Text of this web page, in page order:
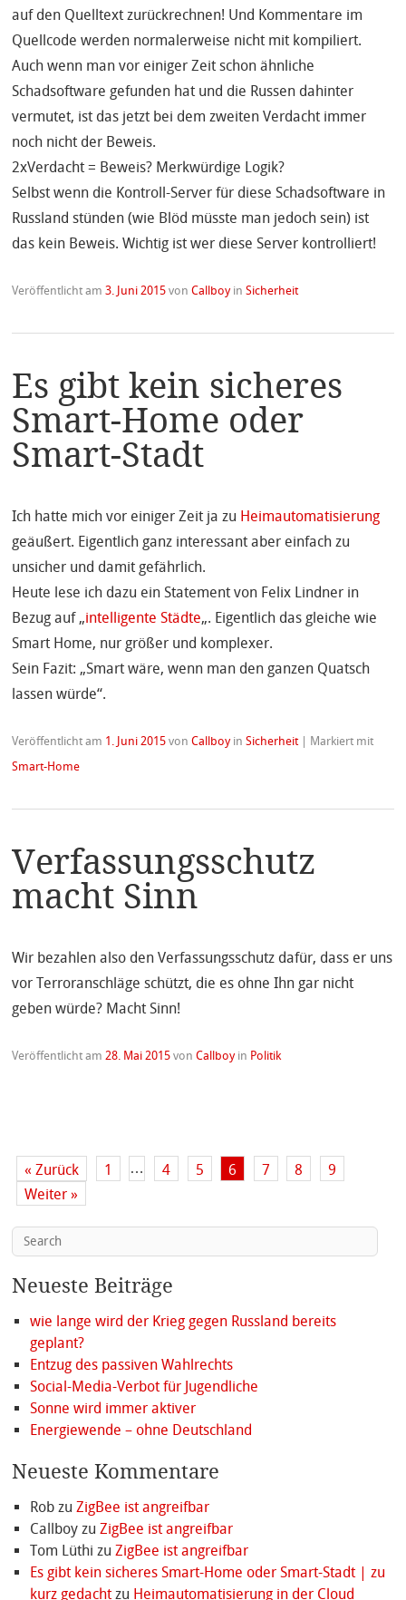
auf den Quelltext zurückrechnen! Und Kommentare im
Quellcode werden normalerweise nicht mit kompiliert.
Auch wenn man vor einiger Zeit schon ähnliche
Schadsoftware gefunden hat und die Russen dahinter
vermutet, ist das jetzt bei dem zweiten Verdacht immer
noch nicht der Beweis.
2xVerdacht = Beweis? Merkwürdige Logik?
Selbst wenn die Kontroll-Server für diese Schadsoftware in
Russland stünden (wie Blöd müsste man jedoch sein) ist
das kein Beweis. Wichtig ist wer diese Server kontrolliert!
Veröffentlicht am3. Juni 2015 vonCallboy inSicherheit
Es gibt kein sicheres
Smart-Home oder
Smart-Stadt
Ich hatte mich vor einiger Zeit ja zu Heimautomatisierung
geäußert. Eigentlich ganz interessant aber einfach zu
unsicher und damit gefährlich.
Heute lese ich dazu ein Statement von Felix Lindner in
Bezug auf „intelligente Städte„. Eigentlich das gleiche wie
Smart Home, nur größer und komplexer.
Sein Fazit: „Smart wäre, wenn man den ganzen Quatsch
lassen würde“.
Veröffentlicht am 1. Juni 2015 vonCallboy inSicherheit
Markiert mit
Smart-Home
Verfassungsschutz
macht Sinn
Wir bezahlen also den Verfassungsschutz dafür, dass er uns
vor Terroranschläge schützt, die es ohne Ihn gar nicht
geben würde? Macht Sinn!
Veröffentlicht am28. Mai 2015 vonCallboy in Politik
« Zurück 1 … 4 5 6 7 8
9
Weiter »
Neueste Beiträge
wie lange wird der Krieg gegen Russland bereits
geplant?
Entzug des passiven Wahlrechts
Social-Media-Verbot für Jugendliche
Sonne wird immer aktiver
Energiewende – ohne Deutschland
Neueste Kommentare
Robzu ZigBee ist angreifbar
Callboyzu ZigBee ist angreifbar
Tom Lüthi zu ZigBee ist angreifbar
Es gibt kein sicheres Smart-Home oder Smart-Stadt | zu
kurz gedachtzu Heimautomatisierung in der Cloud